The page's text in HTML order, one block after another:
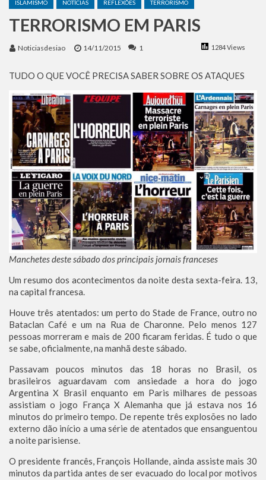
ISLAMISMO NOTÍCIAS REFLEXÕES TERRORISMO
TERRORISMO EM PARIS
Noticiasdesiao 14/11/2015 1284 Views
1
TUDO O QUE VOCÊ PRECISA SABER SOBRE OS ATAQUES
Manchetes deste sábado dos principais jornais franceses
Um resumo dos acontecimentos da noite desta sexta-feira. 13,
na capital francesa.
Houve três atentados: um perto do Stade de France, outro no
Bataclan Café e um na Rua de Charonne. Pelo menos 127
pessoas morreram e mais de 200 ficaram feridas. É tudo o que
se sabe, oficialmente, na manhã deste sábado.
Passavam poucos minutos das 18 horas no Brasil, os
brasileiros aguardavam com ansiedade a hora do jogo
Argentina X Brasil enquanto em Paris milhares de pessoas
assistiam o jogo França X Alemanha que já estava nos 16
minutos do primeiro tempo. De repente três explosões no lado
externo dão início a uma série de atentados que ensanguentou
a noite parisiense.
O presidente francês, François Hollande, ainda assiste mais 30
minutos da partida antes de ser evacuado do local por motivos